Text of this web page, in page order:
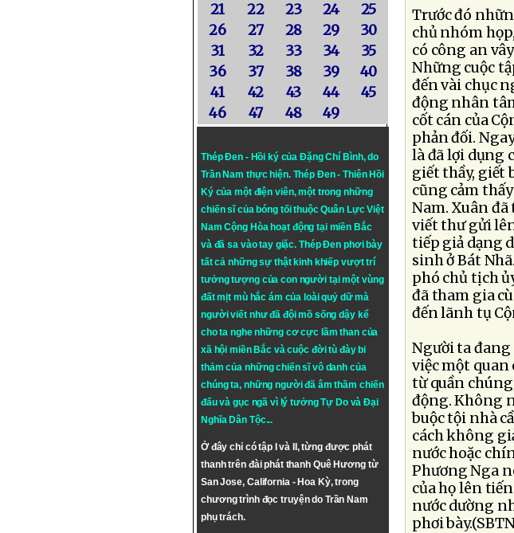
21
22 23 24
25
26
27 28 29
30
31
32 33 34
35
36
37 38 39
40
41
42 43 44
45
46
47 48 49
Thép Đen - Hồi ký của Đặng Chí Bình, do
Trần Nam thực hiện. Thép Đen- Thiên Hồi
Ký của một điện viên, một trong những
chiến sĩ của bóng tối thuộc Quân Lực Việt
Nam Cộng Hòa hoạt động tại miền Bắc
và đã sa vào tay giặc. Thép Đen phơi bày
tất cả những sự thật kinh khiếp vượt trí
tưởng tượng của con người tại một vùng
đất mịt mù hắc ám của loài quỷ dữ mà
người viết như đã đội mồ sống dậy kể
cho ta nghe những cơ cực lầm than của
xã hội miền Bắc và cuộc đời tù đày bi
thảm của những chiến sĩ vô danh của
chúng ta, những người đã âm thầm chiến
đấu và gục ngã vì lý tưởngTự DovàĐại
Nghĩa Dân Tộc...
Ở đây chỉ có tập I và II, từng được phát
thanh trên đài phát thanh Quê Hương từ
San Jose, California - Hoa Kỳ, trong
chương trình đọc truyện do Trần Nam
phụ trách.
Trước đó
chủ nhóm
có công an
Những cuộc
đến vài chục
động nhân
cốt cán của
phản đối.
là đã lợi dụng
giết thầy, giết
cũng cảm
Nam. Xuân
viết thư gửi
tiếp giả dạng
sinh ở Bát
phó chủ tịch
đã tham gia
đến lãnh tụ
Người ta đang
việc một quan
từ quần
động. Không
buộc tội nhà
cách không
nước hoặc
Phương Nga
của họ lên
nước dường
phơi